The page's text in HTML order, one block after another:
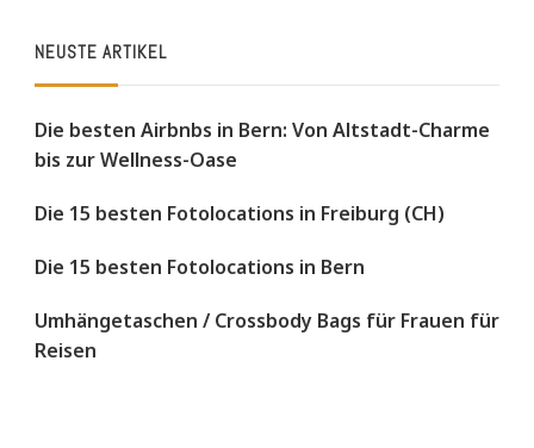
NEUSTE ARTIKEL
Die besten Airbnbs in Bern: Von Altstadt-Charme
bis zur Wellness-Oase
Die 15 besten Fotolocations in Freiburg (CH)
Die 15 besten Fotolocations in Bern
Umhängetaschen / Crossbody Bags für Frauen für
Reisen